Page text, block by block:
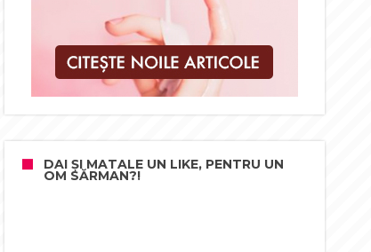
DAI ȘI MATALE UN LIKE, PENTRU UN
OM SĂRMAN?!